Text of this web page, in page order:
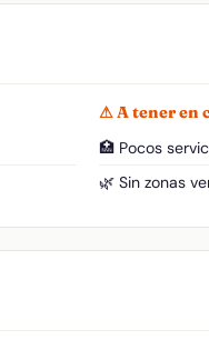
⚠ A tener en
🏥 Pocos
🌿 Sin zonas